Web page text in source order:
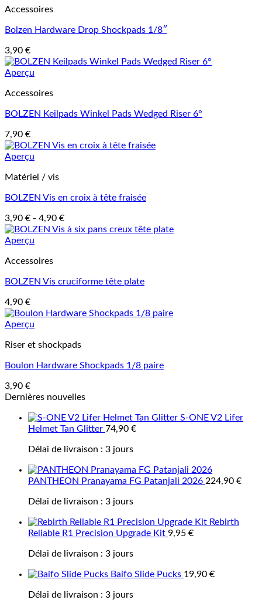
Accessoires
Bolzen Hardware Drop Shockpads 1/8″
3,90 €
Aperçu
Accessoires
BOLZEN Keilpads Winkel Pads Wedged Riser 6°
7,90 €
Aperçu
Matériel / vis
BOLZEN Vis en croix à tête fraisée
3,90 € - 4,90 €
Aperçu
Accessoires
BOLZEN Vis cruciforme tête plate
4,90 €
Aperçu
Riser et shockpads
Boulon Hardware Shockpads 1/8 paire
3,90 €
Dernières nouvelles
S-ONE V2 Lifer
Helmet Tan Glitter 74,90 €
Délai de livraison : 3 jours
PANTHEON Pranayama FG Patanjali 2026 224,90 €
Délai de livraison : 3 jours
Rebirth
Reliable R1 Precision Upgrade Kit 9,95 €
Délai de livraison : 3 jours
Baifo Slide Pucks 19,90 €
Délai de livraison : 3 jours